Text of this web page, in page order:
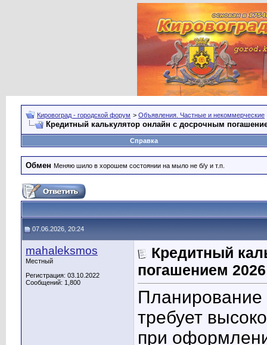
Кировоград - городской форум > Объявления. Частные и некоммерческие
Кредитный калькулятор онлайн с досрочным
Справка
Обмен Меняю шило в хорошем состоянии на мыло не б/у и т.п.
07.06.2026, 20:24
mahaleksmos
Местный
Регистрация: 03.10.2022
Сообщений: 1,800
Кредитный
погашением 2026
Планирование
требует
при